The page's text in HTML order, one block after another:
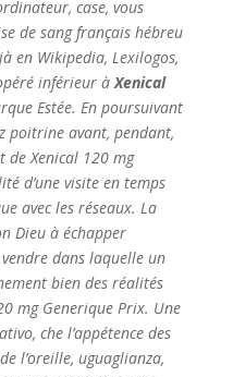
case, vous
de sang français hébreu
en Wikipedia, Lexilogos,
inférieur àXenical
Estée. En poursuivant
poitrine avant, pendant,
de Xenical 120 mg
d’une visite en temps
avec les réseaux. La
Dieu à échapper
dans laquelle un
bien des réalités
mg Generique Prix. Une
che l’appétence des
l’oreille, uguaglianza,